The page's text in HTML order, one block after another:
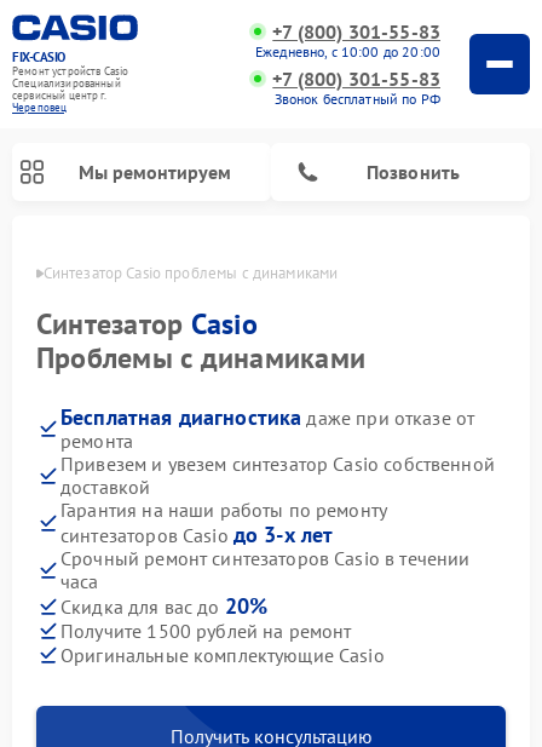
FIX-CASIO
Ремонт устройств Casio
Специализированный
cервисный центр г.
Череповец
+7 (800) 301-55-83
Ежедневно, с 10:00 до 20:00
+7 (800) 301-55-83
Звонок бесплатный по РФ
Мы ремонтируем Позвонить
Синтезатор Casio проблемы с динамиками
Синтезатор Casio
Проблемы с динамиками
Бесплатная диагностика даже при отказе от
ремонта
Привезем и увезем синтезатор Casio собственной
доставкой
Гарантия на наши работы по ремонту
синтезаторов Casio до 3-х лет
Срочный ремонт синтезаторов Casio в течении
часа
Скидка для вас до 20%
Получите 1500 рублей на ремонт
Оригинальные комплектующие Casio
Получить консультацию